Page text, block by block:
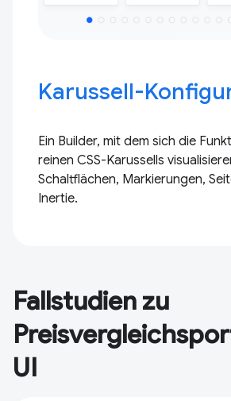
Karussell-
Ein Builder, mit dem sich die
reinen CSS-Karussells
Schaltflächen, Markierungen,
Inertie.
Fallstudien zu
UI